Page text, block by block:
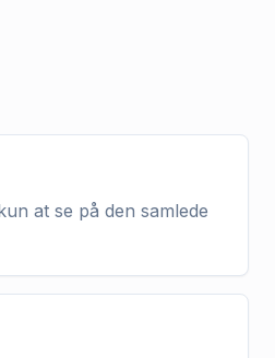
at se på den samlede